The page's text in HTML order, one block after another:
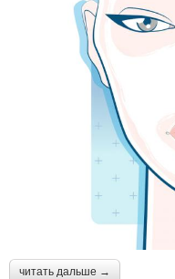
читать дальше →